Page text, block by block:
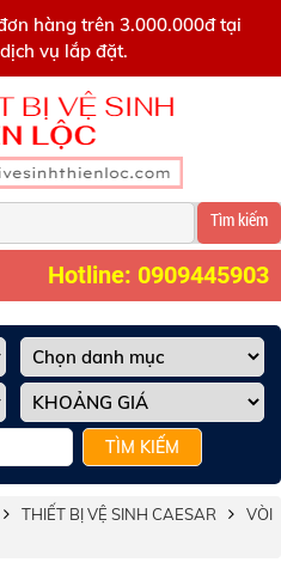
hàng trên 3.000.000đ tại
vụ lắp đặt.
Tìm kiếm
Hotline: 0909445903
TÌM KIẾM
THIẾT BỊ VỆ SINH CAESAR
VÒI